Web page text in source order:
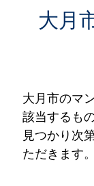
大月
大月市のマ
該当するも
見つかり次
ただきます。